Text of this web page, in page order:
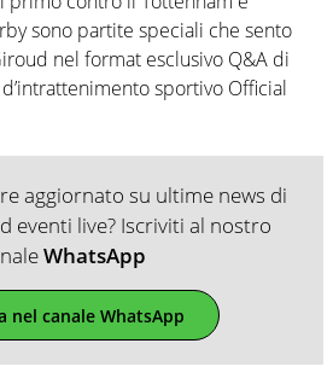
sono partite speciali che sento
nel format esclusivo Q&A di
sportivo Official
aggiornato su ultime news di
eventi live? Iscriviti al nostro
WhatsApp
nel canale WhatsApp